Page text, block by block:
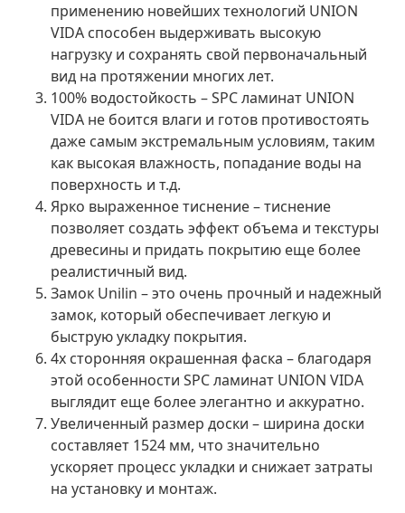
применению новейших технологий UNION
VIDA способен выдерживать высокую
нагрузку и сохранять свой первоначальный
вид на протяжении многих лет.
100% водостойкость – SPC ламинат UNION
VIDA не боится влаги и готов противостоять
даже самым экстремальным условиям, таким
как высокая влажность, попадание воды на
поверхность и т.д.
Ярко выраженное тиснение– тиснение
позволяет создать эффект объема и текстуры
древесины и придать покрытию еще более
реалистичный вид.
Замок Unilin – это очень прочный и надежный
замок, который обеспечивает легкую и
быструю укладку покрытия.
4х сторонняя окрашенная фаска – благодаря
этой особенности SPC ламинат UNION VIDA
выглядит еще более элегантно и аккуратно.
Увеличенный размер доски – ширина доски
составляет 1524 мм, что значительно
ускоряет процесс укладки и снижает затраты
на установку и монтаж.